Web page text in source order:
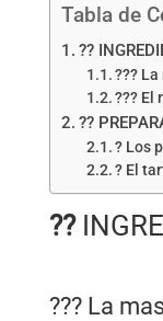
Tabla de
??
???
??? El
??
? Los
? El
??
??? La